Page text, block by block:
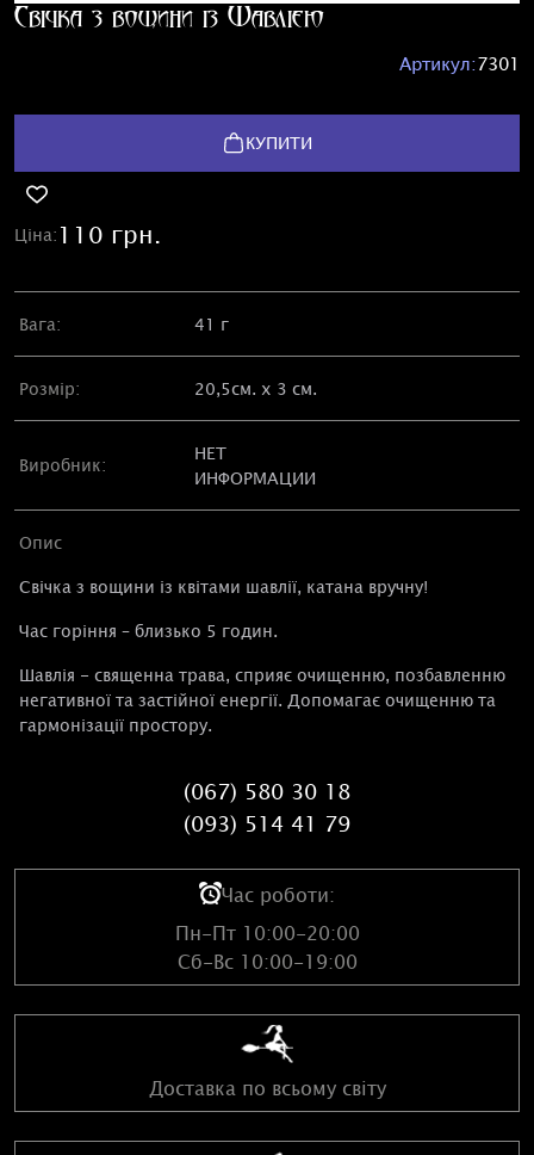
Свічка з вощини із Шавлією
Артикул:7301
КУПИТИ
Ціна: 110 грн.
Вага: 41 г
Розмір: 20,5см. х 3 см.
Виробник:
НЕТ
ИНФОРМАЦИИ
Опис
Свічка з вощини із квітами шавлії, катана вручну!
Час горіння – близько 5 годин.
Шавлія - священна трава, сприяє очищенню, позбавленню
негативної та застійної енергії. Допомагає очищенню та
гармонізації простору.
(067) 580 30 18
(093) 514 41 79
Час роботи:
Пн-Пт 10:00-20:00
Сб-Вс 10:00-19:00
Доставка по всьому світу